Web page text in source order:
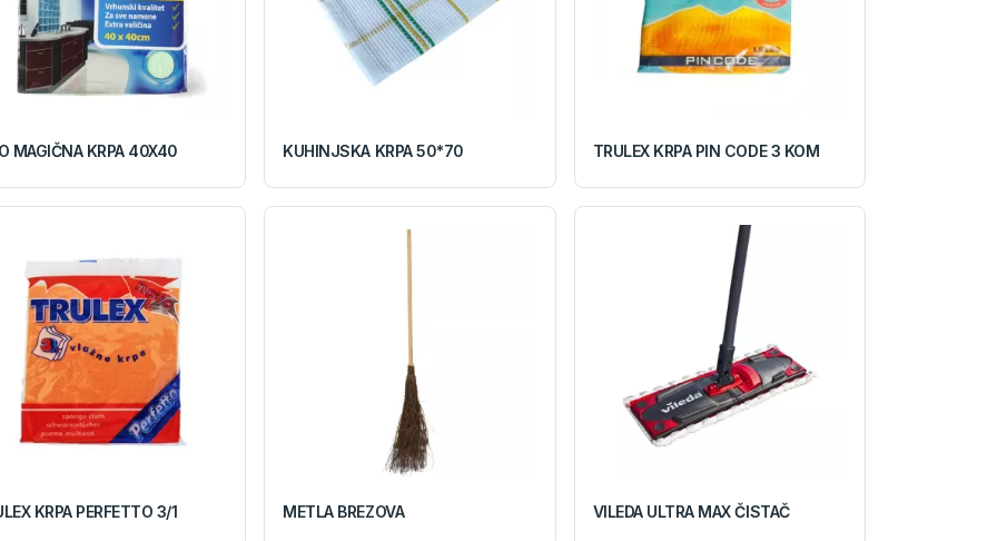
MAGIČNA KRPA 40X40 KUHINJSKA KRPA 50*70 TRULEX KRPA PIN CODE 3 KOM
KRPA PERFETTO 3/1 METLA BREZOVA VILEDA ULTRA MAX ČISTAČ